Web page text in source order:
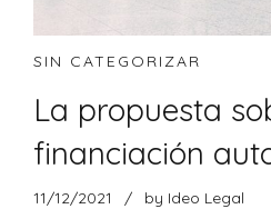
SIN CATEGORIZAR
La propuesta
financiación
11/12/2021 by Ideo Legal